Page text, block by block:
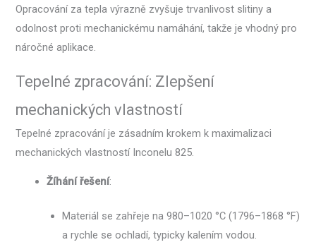
Opracování za tepla výrazně zvyšuje trvanlivost slitiny a
odolnost proti mechanickému namáhání, takže je vhodný pro
náročné aplikace.
Tepelné zpracování: Zlepšení
mechanických vlastností
Tepelné zpracování je zásadním krokem k maximalizaci
mechanických vlastností Inconelu 825.
Žíhání řešení:
Materiál se zahřeje na 980–1020 °C (1796–1868 °F)
a rychle se ochladí, typicky kalením vodou.